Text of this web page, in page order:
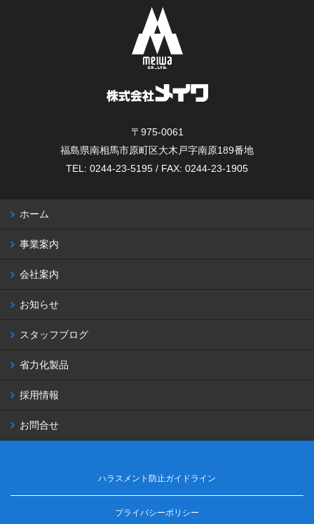
〒975-0061
福島県南相馬市原町区大木戸字南原189番地
TEL: 0244-23-5195 / FAX: 0244-23-1905
ホーム
事業案内
会社案内
お知らせ
スタッフブログ
省力化製品
採用情報
お問合せ
ハラスメント防止ガイドライン
プライバシーポリシー